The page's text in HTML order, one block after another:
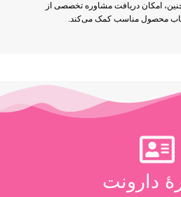
امکان دریافت مشاوره تخصصی از
محصول مناسب کمک می‌کند.
دارونت